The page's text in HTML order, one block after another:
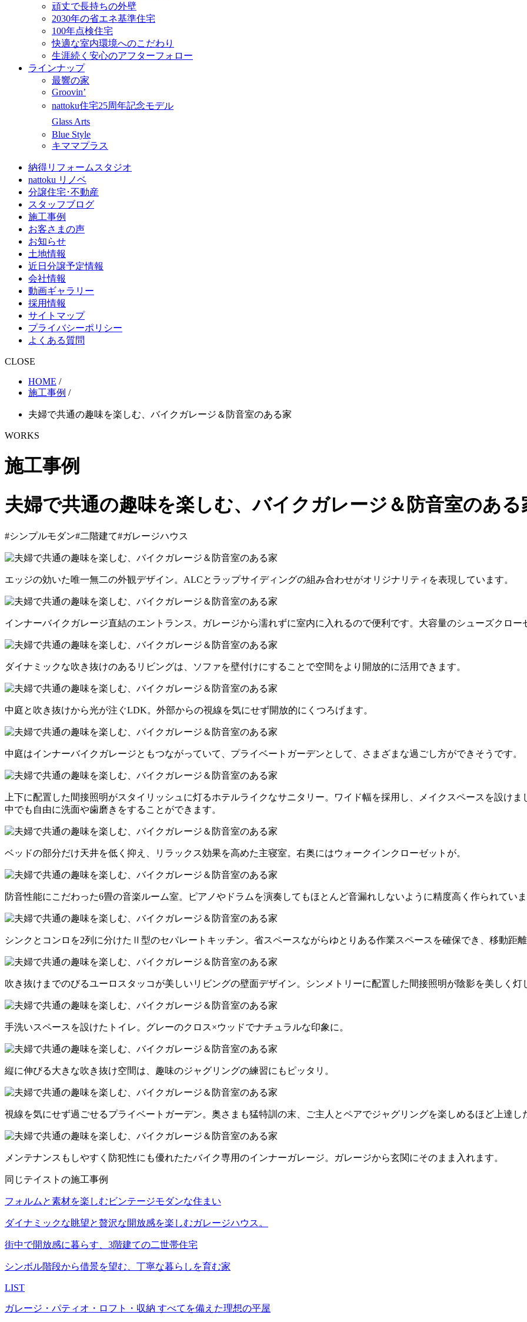
頑丈で長持ちの外壁
2030年の省エネ基準住宅
100年点検住宅
快適な室内環境へのこだわり
生涯続く安心のアフターフォロー
ラインナップ
最響の家
Groovin’
nattoku住宅25周年記念モデル
Glass Arts
Blue Style
キママプラス
納得リフォームスタジオ
nattoku リノベ
分譲住宅･不動産
スタッフブログ
施工事例
お客さまの声
お知らせ
土地情報
近日分譲予定情報
会社情報
動画ギャラリー
採用情報
サイトマップ
プライバシーポリシー
よくある質問
CLOSE
HOME /
施工事例 /
夫婦で共通の趣味を楽しむ、バイクガレージ＆防音室のある家
WORKS
施工事例
夫婦で共通の趣味を楽しむ、バイクガレージ＆防音室のある
#シンプルモダン#二階建て#ガレージハウス
エッジの効いた唯一無二の外観デザイン。ALCとラップサイディングの組み合わせがオリジナリティを表現しています。
インナーバイクガレージ直結のエントランス。ガレージから濡れずに室内に入れるので便利です。大容量のシューズクロー
ダイナミックな吹き抜けのあるリビングは、ソファを壁付けにすることで空間をより開放的に活用できます。
中庭と吹き抜けから光が注ぐLDK。外部からの視線を気にせず開放的にくつろげます。
中庭はインナーバイクガレージともつながっていて、プライベートガーデンとして、さまざまな過ごし方ができそうです。
上下に配置した間接照明がスタイリッシュに灯るホテルライクなサニタリー。ワイド幅を採用し、メイクスペースを設け
中でも自由に洗面や歯磨きをすることができます。
ベッドの部分だけ天井を低く抑え、リラックス効果を高めた主寝室。右奥にはウォークインクローゼットが。
防音性能にこだわった6畳の音楽ルーム室。ピアノやドラムを演奏してもほとんど音漏れしないように精度高く作られてい
シンクとコンロを2列に分けたⅡ型のセパレートキッチン。省スペースながらゆとりある作業スペースを確保でき、移動距
吹き抜けまでのびるユーロスタッコが美しいリビングの壁面デザイン。シンメトリーに配置した間接照明が陰影を美しく灯
手洗いスペースを設けたトイレ。グレーのクロス×ウッドでナチュラルな印象に。
縦に伸びる大きな吹き抜け空間は、趣味のジャグリングの練習にもピッタリ。
視線を気にせず過ごせるプライベートガーデン。奥さまも猛特訓の末、ご主人とペアでジャグリングを楽しめるほど上達し
メンテナンスもしやすく防犯性にも優れたたバイク専用のインナーガレージ。ガレージから玄関にそのまま入れます。
同じテイストの施工事例
フォルムと素材を楽しむビンテージモダンな住まい
ダイナミックな眺望と贅沢な開放感を楽しむガレージハウス。
街中で開放感に暮らす、3階建ての二世帯住宅
シンボル階段から借景を望む、丁寧な暮らしを育む家
LIST
ガレージ・パティオ・ロフト・収納 すべてを備えた理想の平屋